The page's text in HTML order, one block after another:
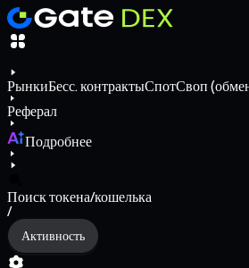
РынкиБесс. контрактыСпотСвоп
Реферал
Подробнее
Поиск токена/кошелька
/
Активность